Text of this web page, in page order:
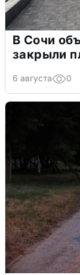
В Сочи
закрыли
6 августа 0